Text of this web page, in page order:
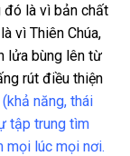
đó là vì bản chất
vì Thiên Chúa,
lửa bùng lên từ
rút điều thiện
năng, thái
tập trung tìm
mọi lúc mọi nơi.